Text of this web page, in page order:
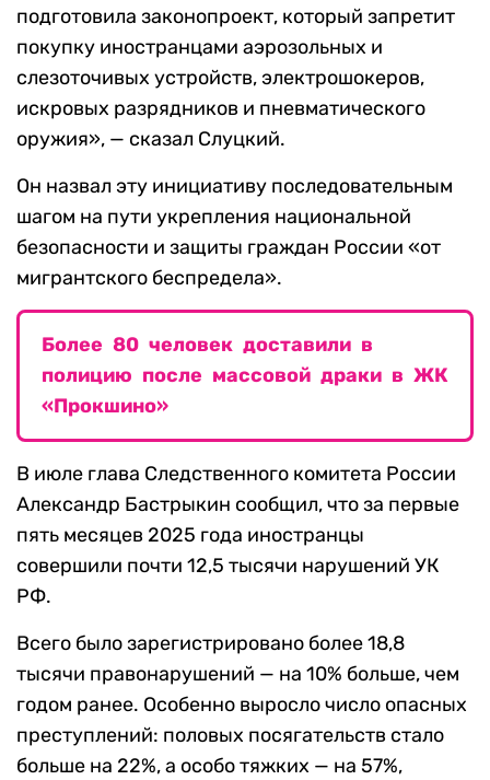
подготовила законопроект, который запретит
покупку иностранцами аэрозольных и
слезоточивых устройств, электрошокеров,
искровых разрядников и пневматического
оружия», — сказал Слуцкий.
Он назвал эту инициативу последовательным
шагом на пути укрепления национальной
безопасности и защиты граждан России «от
мигрантского беспредела».
Более 80 человек доставили в
полицию после массовой драки в ЖК
«Прокшино»
В июле глава Следственного комитета России
Александр Бастрыкин сообщил, что за первые
пять месяцев 2025 года иностранцы
совершили почти 12,5 тысячи нарушений УК
РФ.
Всего было зарегистрировано более 18,8
тысячи правонарушений — на 10% больше, чем
годом ранее. Особенно выросло число опасных
преступлений: половых посягательств стало
больше на 22%, а особо тяжких — на 57%,